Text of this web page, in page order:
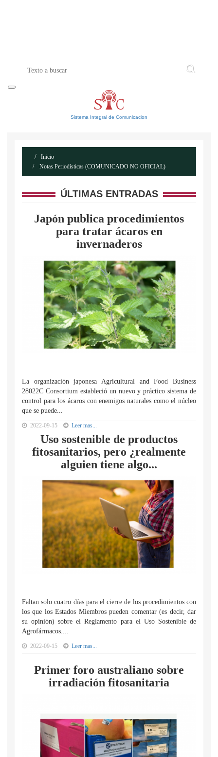
Sistema Integral de Comunicacion
Inicio
Notas Periodísticas (COMUNICADO NO OFICIAL)
ÚLTIMAS ENTRADAS
Japón publica procedimientos
para tratar ácaros en
invernaderos
La organización japonesa Agricultural and Food Business
28022C Consortium estableció un nuevo y práctico sistema de
control para los ácaros con enemigos naturales como el núcleo
que se puede...
2022-09-15 Leer mas...
Uso sostenible de productos
fitosanitarios, pero ¿realmente
alguien tiene algo...
Faltan solo cuatro días para el cierre de los procedimientos con
los que los Estados Miembros pueden comentar (es decir, dar
su opinión) sobre el Reglamento para el Uso Sostenible de
Agrofármacos....
2022-09-15 Leer mas...
Primer foro australiano sobre
irradiación fitosanitaria